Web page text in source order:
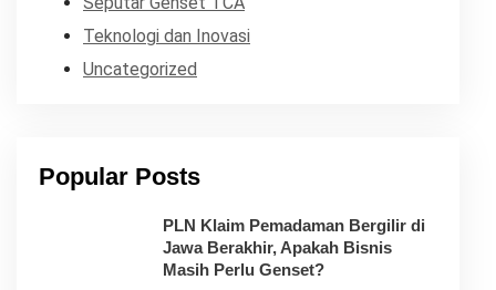
Teknologi dan Inovasi
Uncategorized
Popular Posts
PLN Klaim Pemadaman Bergilir di
Jawa Berakhir, Apakah Bisnis
Masih Perlu Genset?